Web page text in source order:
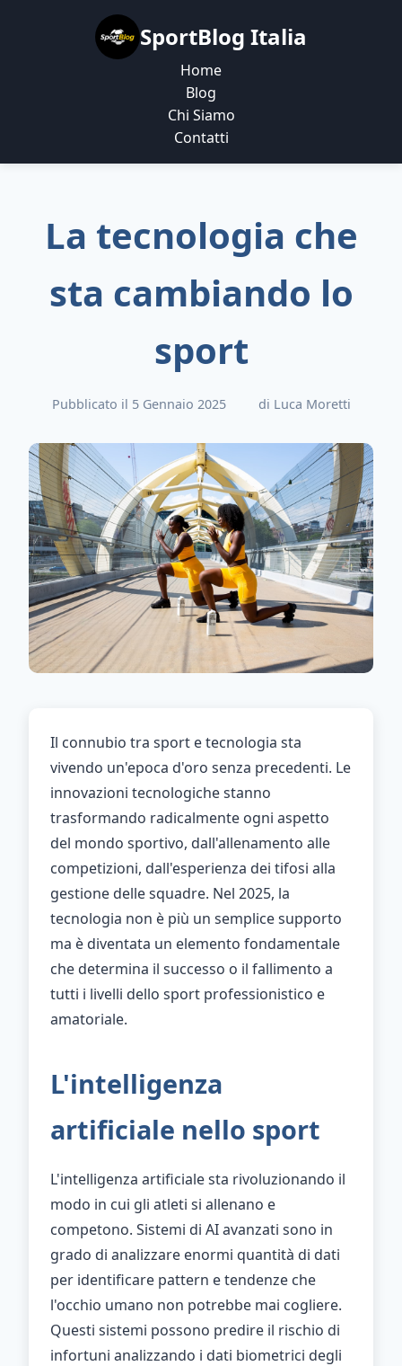
SportBlog Italia
Home
Blog
Chi Siamo
Contatti
La tecnologia che
sta cambiando lo
sport
Pubblicato il 5 Gennaio 2025 di Luca Moretti
Il connubio tra sport e tecnologia sta
vivendo un'epoca d'oro senza precedenti. Le
innovazioni tecnologiche stanno
trasformando radicalmente ogni aspetto
del mondo sportivo, dall'allenamento alle
competizioni, dall'esperienza dei tifosi alla
gestione delle squadre. Nel 2025, la
tecnologia non è più un semplice supporto
ma è diventata un elemento fondamentale
che determina il successo o il fallimento a
tutti i livelli dello sport professionistico e
amatoriale.
L'intelligenza
artificiale nello sport
L'intelligenza artificiale sta rivoluzionando il
modo in cui gli atleti si allenano e
competono. Sistemi di AI avanzati sono in
grado di analizzare enormi quantità di dati
per identificare pattern e tendenze che
l'occhio umano non potrebbe mai cogliere.
Questi sistemi possono predire il rischio di
infortuni analizzando i dati biometrici degli